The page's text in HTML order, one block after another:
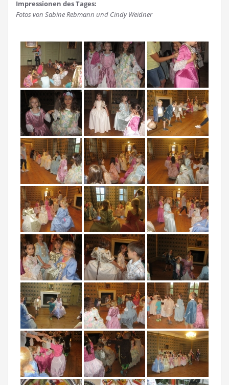
Impressionen des Tages:
Fotos von Sabine Rebmann und Cindy Weidner